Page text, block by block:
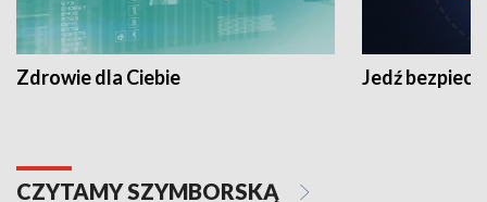
Zdrowie dla Ciebie Jedź
CZYTAMY SZYMBORSKĄ